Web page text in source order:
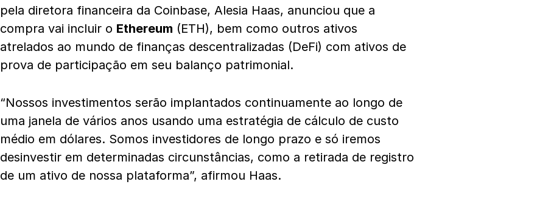
pela diretora financeira da Coinbase, Alesia Haas, anunciou que a
compra vai incluir o Ethereum (ETH), bem como outros ativos
atrelados ao mundo de finanças descentralizadas (DeFi) com ativos de
prova de participação em seu balanço patrimonial.
“Nossos investimentos serão implantados continuamente ao longo de
uma janela de vários anos usando uma estratégia de cálculo de custo
médio em dólares. Somos investidores de longo prazo e só iremos
desinvestir em determinadas circunstâncias, como a retirada de registro
de um ativo de nossa plataforma”, afirmou Haas.